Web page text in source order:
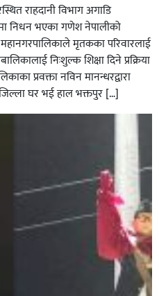
विशेष अभियान सञ्चालन
राहदानी विभाग अगाडि
निधन भएका गणेश नेपालीको
मृतकका परिवारलाई
निःशुल्क शिक्षा दिने प्रक्रिया
प्रवक्ता नविन मानन्धरद्वारा
जिल्ला घर भई हाल भक्तपुर […]